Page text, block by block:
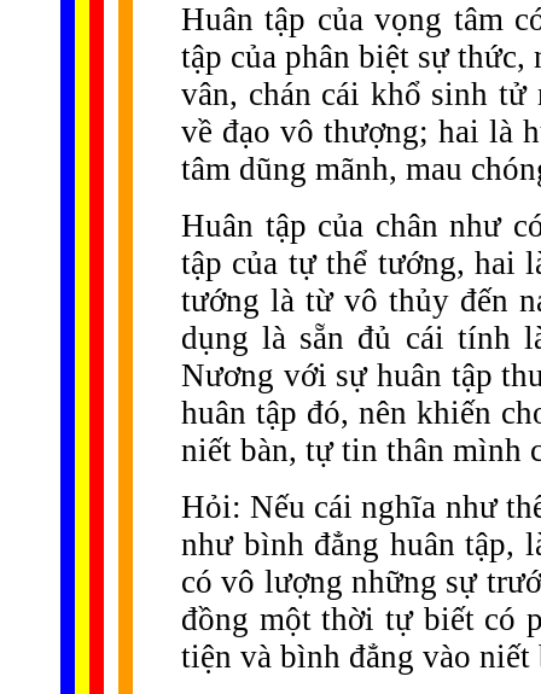
Huân tập của vọng tâm
tập của phân biệt sự
vân, chán cái khổ sinh tử
về đạo vô thượng; hai là
tâm dũng mãnh, mau
Huân tập của chân như
tập của tự thể tướng, hai
tướng là từ vô thủy đến
dụng là sẵn đủ cái tính
Nương với sự huân tập
huân tập đó, nên khiến
niết bàn, tự tin thân mình
Hỏi: Nếu cái nghĩa như
như bình đẳng huân tập,
có vô lượng những sự
đồng một thời tự biết có
tiện và bình đẳng vào niết